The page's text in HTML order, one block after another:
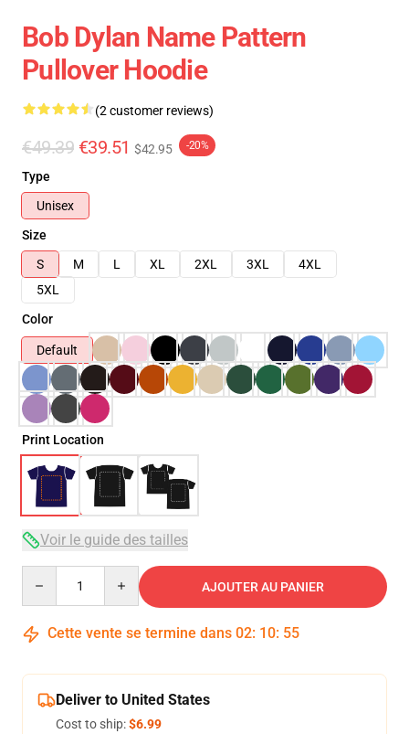
Bob Dylan Name Pattern
Pullover Hoodie
(2 customer reviews)
€49.39 €39.51 $42.95 -20%
Type
Unisex
Size
S
M L XL 2XL 3XL
4XL
5XL
Color
Default
Print Location
Voir le guide des tailles
AJOUTER AU PANIER
Cette vente se termine dans 02: 10: 54
Deliver to United States
Cost to ship:$6.99